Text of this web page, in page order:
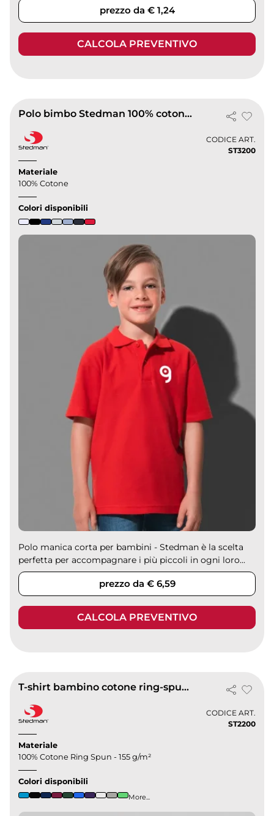
prezzo da € 1,24
CALCOLA PREVENTIVO
Polo bimbo Stedman 100% cotone regular piqué, vari colori
CODICE ART.
ST3200
Materiale
100% Cotone
Colori disponibili
Polo manica corta per bambini - Stedman è la scelta
perfetta per accompagnare i più piccoli in ogni loro...
prezzo da € 6,59
CALCOLA PREVENTIVO
T-shirt bambino cotone ring-spun 155g, girocollo, vestibilità regular
CODICE ART.
ST2200
Materiale
100% Cotone Ring Spun - 155 g/m²
Colori disponibili
More...